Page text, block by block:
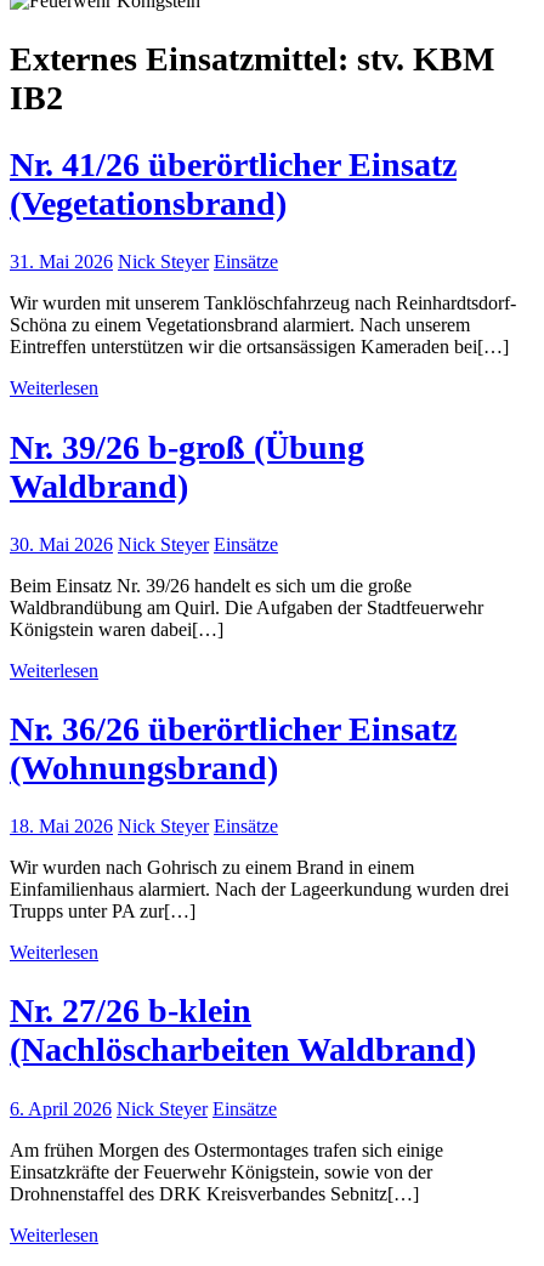
Externes Einsatzmittel: stv. KBM
IB2
Nr. 41/26 überörtlicher Einsatz
(Vegetationsbrand)
31. Mai 2026 Nick Steyer Einsätze
Wir wurden mit unserem Tanklöschfahrzeug nach Reinhardtsdorf-
Schöna zu einem Vegetationsbrand alarmiert. Nach unserem
Eintreffen unterstützen wir die ortsansässigen Kameraden bei[…]
Weiterlesen
Nr. 39/26 b-groß (Übung
Waldbrand)
30. Mai 2026 Nick Steyer Einsätze
Beim Einsatz Nr. 39/26 handelt es sich um die große
Waldbrandübung am Quirl. Die Aufgaben der Stadtfeuerwehr
Königstein waren dabei[…]
Weiterlesen
Nr. 36/26 überörtlicher Einsatz
(Wohnungsbrand)
18. Mai 2026 Nick Steyer Einsätze
Wir wurden nach Gohrisch zu einem Brand in einem
Einfamilienhaus alarmiert. Nach der Lageerkundung wurden drei
Trupps unter PA zur[…]
Weiterlesen
Nr. 27/26 b-klein
(Nachlöscharbeiten Waldbrand)
6. April 2026 Nick Steyer Einsätze
Am frühen Morgen des Ostermontages trafen sich einige
Einsatzkräfte der Feuerwehr Königstein, sowie von der
Drohnenstaffel des DRK Kreisverbandes Sebnitz[…]
Weiterlesen